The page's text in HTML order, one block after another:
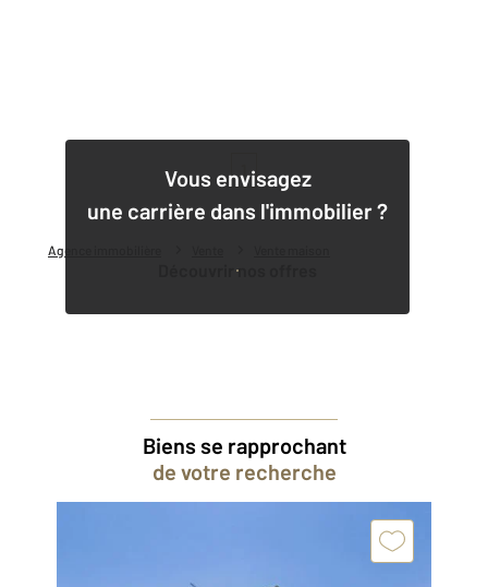
Agence immobilière
Vous envisagez
une carrière dans l'immobilier ?
Découvrir nos offres
1
Biens se rapprochant
de votre recherche